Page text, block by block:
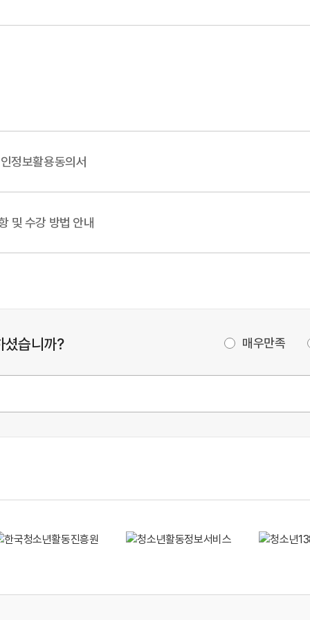
정보활용동의서
및 수강 방법 안내
셨습니까? 매우만족